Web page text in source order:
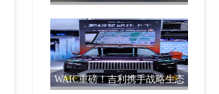
WAIC重磅！吉利携手战略生态